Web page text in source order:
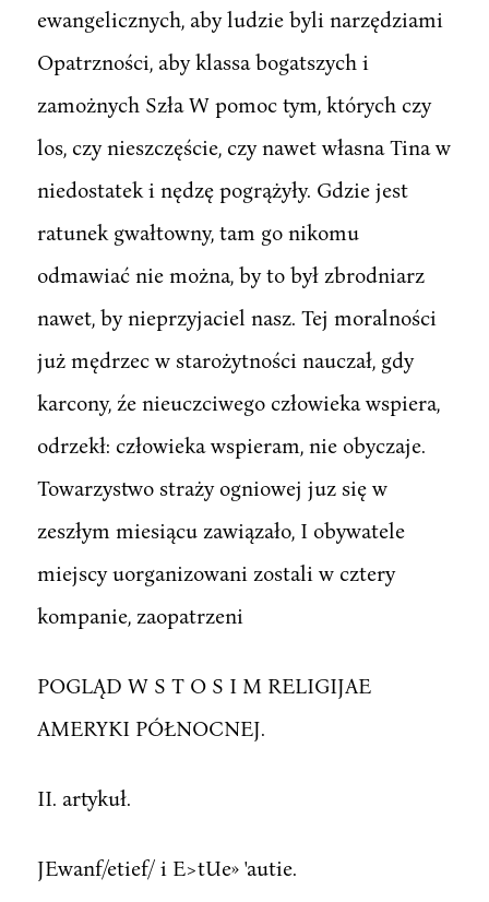
ewangelicznych, aby ludzie byli narzędziami
Opatrzności, aby klassa bogatszych i
zamożnych Szła W pomoc tym, których czy
los, czy nieszczęście, czy nawet własna Tina w
niedostatek i nędzę pogrążyły. Gdzie jest
ratunek gwałtowny, tam go nikomu
odmawiać nie można, by to był zbrodniarz
nawet, by nieprzyjaciel nasz. Tej moralności
już mędrzec w starożytności nauczał, gdy
karcony, źe nieuczciwego człowieka wspiera,
odrzekł: człowieka wspieram, nie obyczaje.
Towarzystwo straży ogniowej juz się w
zeszłym miesiącu zawiązało, I obywatele
miejscy uorganizowani zostali w cztery
kompanie, zaopatrzeni
POGLĄD W S T O S I M RELIGIJAE
AMERYKI PÓŁNOCNEJ.
II. artykuł.
JEwanf/etief/ i E>tUe» 'autie.